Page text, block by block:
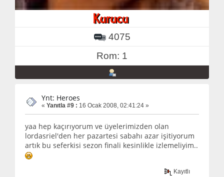
4075
Rom: 1
Ynt: Heroes
« Yanıtla #9 : 16 Ocak 2008, 02:41:24 »
yaa hep kaçırıyorum ve üyelerimizden olan
lordasriel'den her pazartesi sabahı azar işitiyorum
artık bu seferkisi sezon finali kesinlikle izlemeliyim..
Kayıtlı